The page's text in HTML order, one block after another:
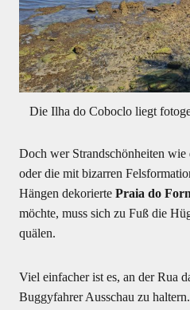
Die Ilha do Coboclo liegt
Doch wer Strandschönheiten wie
oder die mit bizarren
Hängen dekorierte Praia do
möchte, muss sich zu Fuß die
quälen.
Viel einfacher ist es, an der Rua
Buggyfahrer Ausschau zu